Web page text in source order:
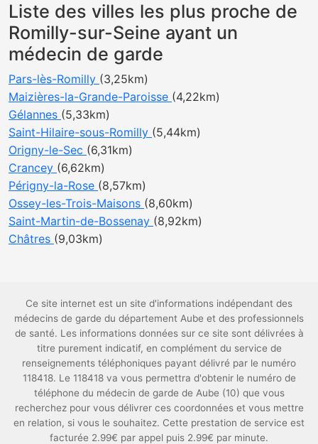
Liste des villes les plus proche de
Romilly-sur-Seine ayant un
médecin de garde
Pars-lès-Romilly (3,25km)
Maizières-la-Grande-Paroisse (4,22km)
Gélannes (5,33km)
Saint-Hilaire-sous-Romilly (5,44km)
Origny-le-Sec (6,31km)
Crancey (6,62km)
Périgny-la-Rose (8,57km)
Ossey-les-Trois-Maisons (8,60km)
Saint-Martin-de-Bossenay (8,92km)
Châtres (9,03km)
Ce site internet est un site d'informations indépendant des
médecins de garde du département Aube et des professionnels
de santé. Les informations données sur ce site sont délivrées à
titre purement indicatif, en complément du service de
renseignements téléphoniques payant délivré par le numéro
118418. Le 118418 va vous permettra d'obtenir le numéro de
téléphone du médecin de garde de Aube (10) que vous
recherchez pour vous délivrer ces coordonnées et vous mettre
en relation, si vous le souhaitez. Cette prestation de service est
facturée 2.99€ par appel puis 2.99€ par minute.